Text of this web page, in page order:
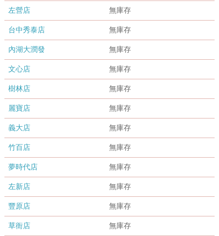
左營店 無庫存
台中秀泰店 無庫存
內湖大潤發 無庫存
文心店 無庫存
樹林店 無庫存
麗寶店 無庫存
義大店 無庫存
竹百店 無庫存
夢時代店 無庫存
左新店 無庫存
豐原店 無庫存
草衙店 無庫存